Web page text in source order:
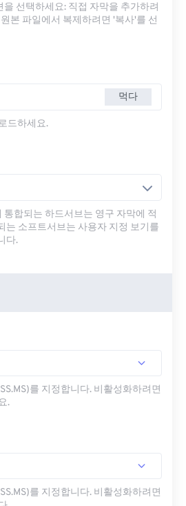
선택하세요: 직접 자막을 추가하려
본 파일에서 복제하려면 '복사'를 선
먹다
드하세요.
합되는 하드서브는 영구 자막에 적
는 소프트서브는 사용자 지정 보기를
다.
를 지정합니다. 비활성화하려면
.
를 지정합니다. 비활성화하려면